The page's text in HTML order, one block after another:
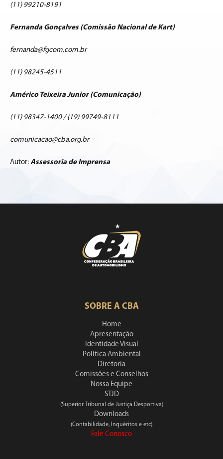
(11) 99210-8191
Fernanda Gonçalves (Comissão Nacional de Kart)
fernanda@fgcom.com.br
(11) 98245-4511
Américo Teixeira Junior (Comunicação)
(11) 98347-1400 / (19) 99749-8111
comunicacao@cba.org.br
Autor: Assessoria de Imprensa
SOBRE A CBA
Home
Apresentação
Identidade Visual
Política Ambiental
Diretoria
Comissões e Conselhos
Nossa Equipe
STJD
(Superior Tribunal de Justiça Desportiva)
Downloads
(Contabilidade, Inquéritos e etc)
Fale Conosco